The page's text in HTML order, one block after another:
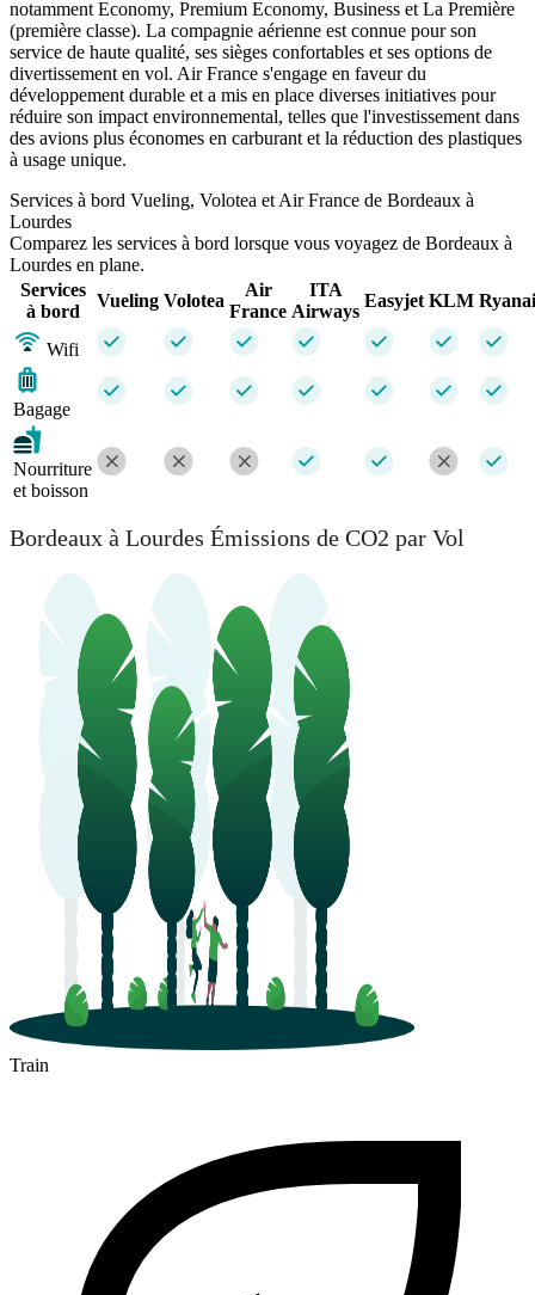
notamment Economy, Premium Economy, Business et La Première
(première classe). La compagnie aérienne est connue pour son
service de haute qualité, ses sièges confortables et ses options de
divertissement en vol. Air France s'engage en faveur du
développement durable et a mis en place diverses initiatives pour
réduire son impact environnemental, telles que l'investissement dans
des avions plus économes en carburant et la réduction des plastiques
à usage unique.
Services à bord Vueling, Volotea et Air France de Bordeaux à
Lourdes
Comparez les services à bord lorsque vous voyagez de Bordeaux à
Lourdes en plane.
Services
à bord
Vueling Volotea
Air
France
ITA
Airways
Easyjet KLM
Wifi
Bagage
Nourriture
et boisson
Bordeaux à Lourdes Émissions de CO2 par Vol
Train